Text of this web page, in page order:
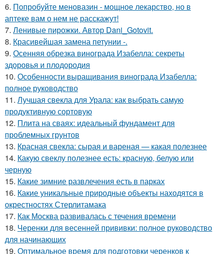
6. Попробуйте меновазин - мощное лекарство, но в
аптеке вам о нем не расскажут!
7. Ленивые пирожки. Автор Dani_Gotovit.
8. Красивейшая замена петунии -.
9. Осенняя обрезка винограда Изабелла: секреты
здоровья и плодородия
10. Особенности выращивания винограда Изабелла:
полное руководство
11. Лучшая свекла для Урала: как выбрать самую
продуктивную сортовую
12. Плита на сваях: идеальный фундамент для
проблемных грунтов
13. Красная свекла: сырая и вареная — какая полезнее
14. Какую свеклу полезнее есть: красную, белую или
черную
15. Какие зимние развлечения есть в парках
16. Какие уникальные природные объекты находятся в
окрестностях Стерлитамака
17. Как Москва развивалась с течения времени
18. Черенки для весенней прививки: полное руководство
для начинающих
19. Оптимальное время для подготовки черенков к